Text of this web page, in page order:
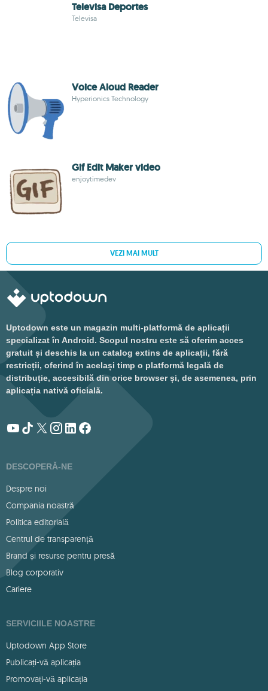
Televisa Deportes
Televisa
Voice Aloud Reader
Hyperionics Technology
Gif Edit Maker video
enjoytimedev
VEZI MAI MULT
Uptodown este un magazin multi-platformă de aplicații
specializat în Android. Scopul nostru este să oferim acces
gratuit și deschis la un catalog extins de aplicații, fără
restricții, oferind în același timp o platformă legală de
distribuție, accesibilă din orice browser și, de asemenea, prin
aplicația nativă oficială.
DESCOPERĂ-NE
Despre noi
Compania noastră
Politica editorială
Centrul de transparență
Brand și resurse pentru presă
Blog corporativ
Cariere
SERVICIILE NOASTRE
Uptodown App Store
Publicați-vă aplicația
Promovați-vă aplicația